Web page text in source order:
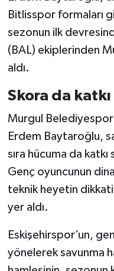
Bitlisspor formaları
sezonun ilk
(BAL) ekiplerinden
aldı.
Skora da
Murgul Belediyespor
Erdem Baytaroğlu,
sıra hücuma da
Genç oyuncunun
teknik heyetin
yer aldı.
Eskişehirspor’un,
yönelerek savunma